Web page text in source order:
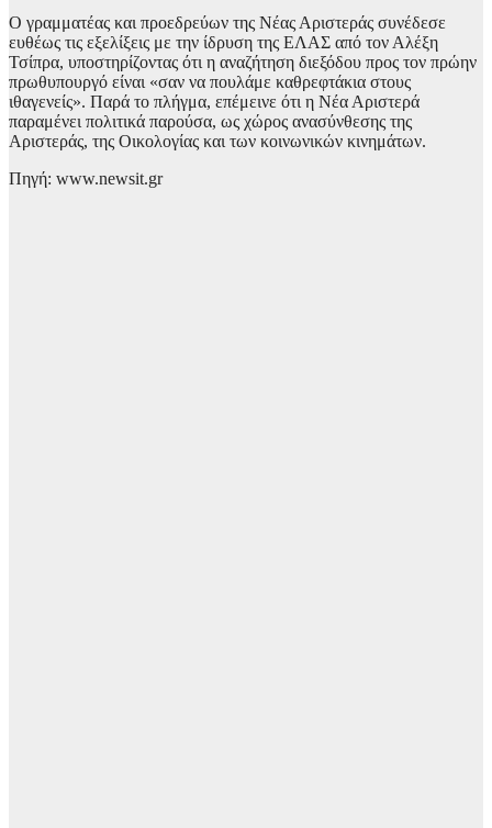
Ο γραμματέας και προεδρεύων της Νέας Αριστεράς συνέδεσε
ευθέως τις εξελίξεις με την ίδρυση της ΕΛΑΣ από τον Αλέξη
Τσίπρα, υποστηρίζοντας ότι η αναζήτηση διεξόδου προς τον πρώην
πρωθυπουργό είναι «σαν να πουλάμε καθρεφτάκια στους
ιθαγενείς». Παρά το πλήγμα, επέμεινε ότι η Νέα Αριστερά
παραμένει πολιτικά παρούσα, ως χώρος ανασύνθεσης της
Αριστεράς, της Οικολογίας και των κοινωνικών κινημάτων.
Πηγή: www.newsit.gr